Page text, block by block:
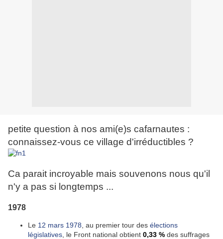
petite question à nos ami(e)s cafarnautes :
connaissez-vous ce village d'irréductibles ?
Ca parait incroyable mais souvenons nous qu'il
n'y a pas si longtemps ...
1978
Le 12 mars 1978 , au premier tour des élections
législatives , le Front national obtient 0,33 % des suffrages